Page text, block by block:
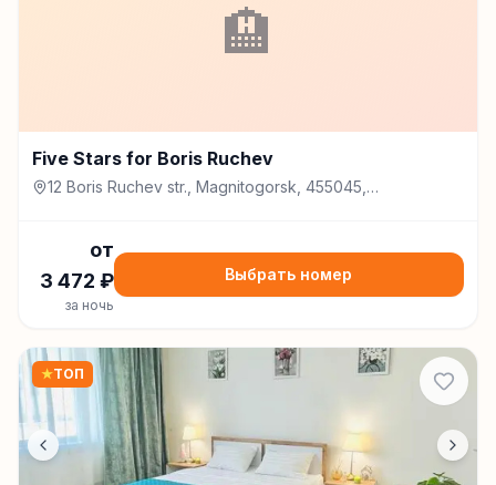
🏨
Five Stars for Boris Ruchev
12 Boris Ruchev str., Magnitogorsk, 455045,
от
3 472 ₽
за ночь
Выбрать номер
★ТОП